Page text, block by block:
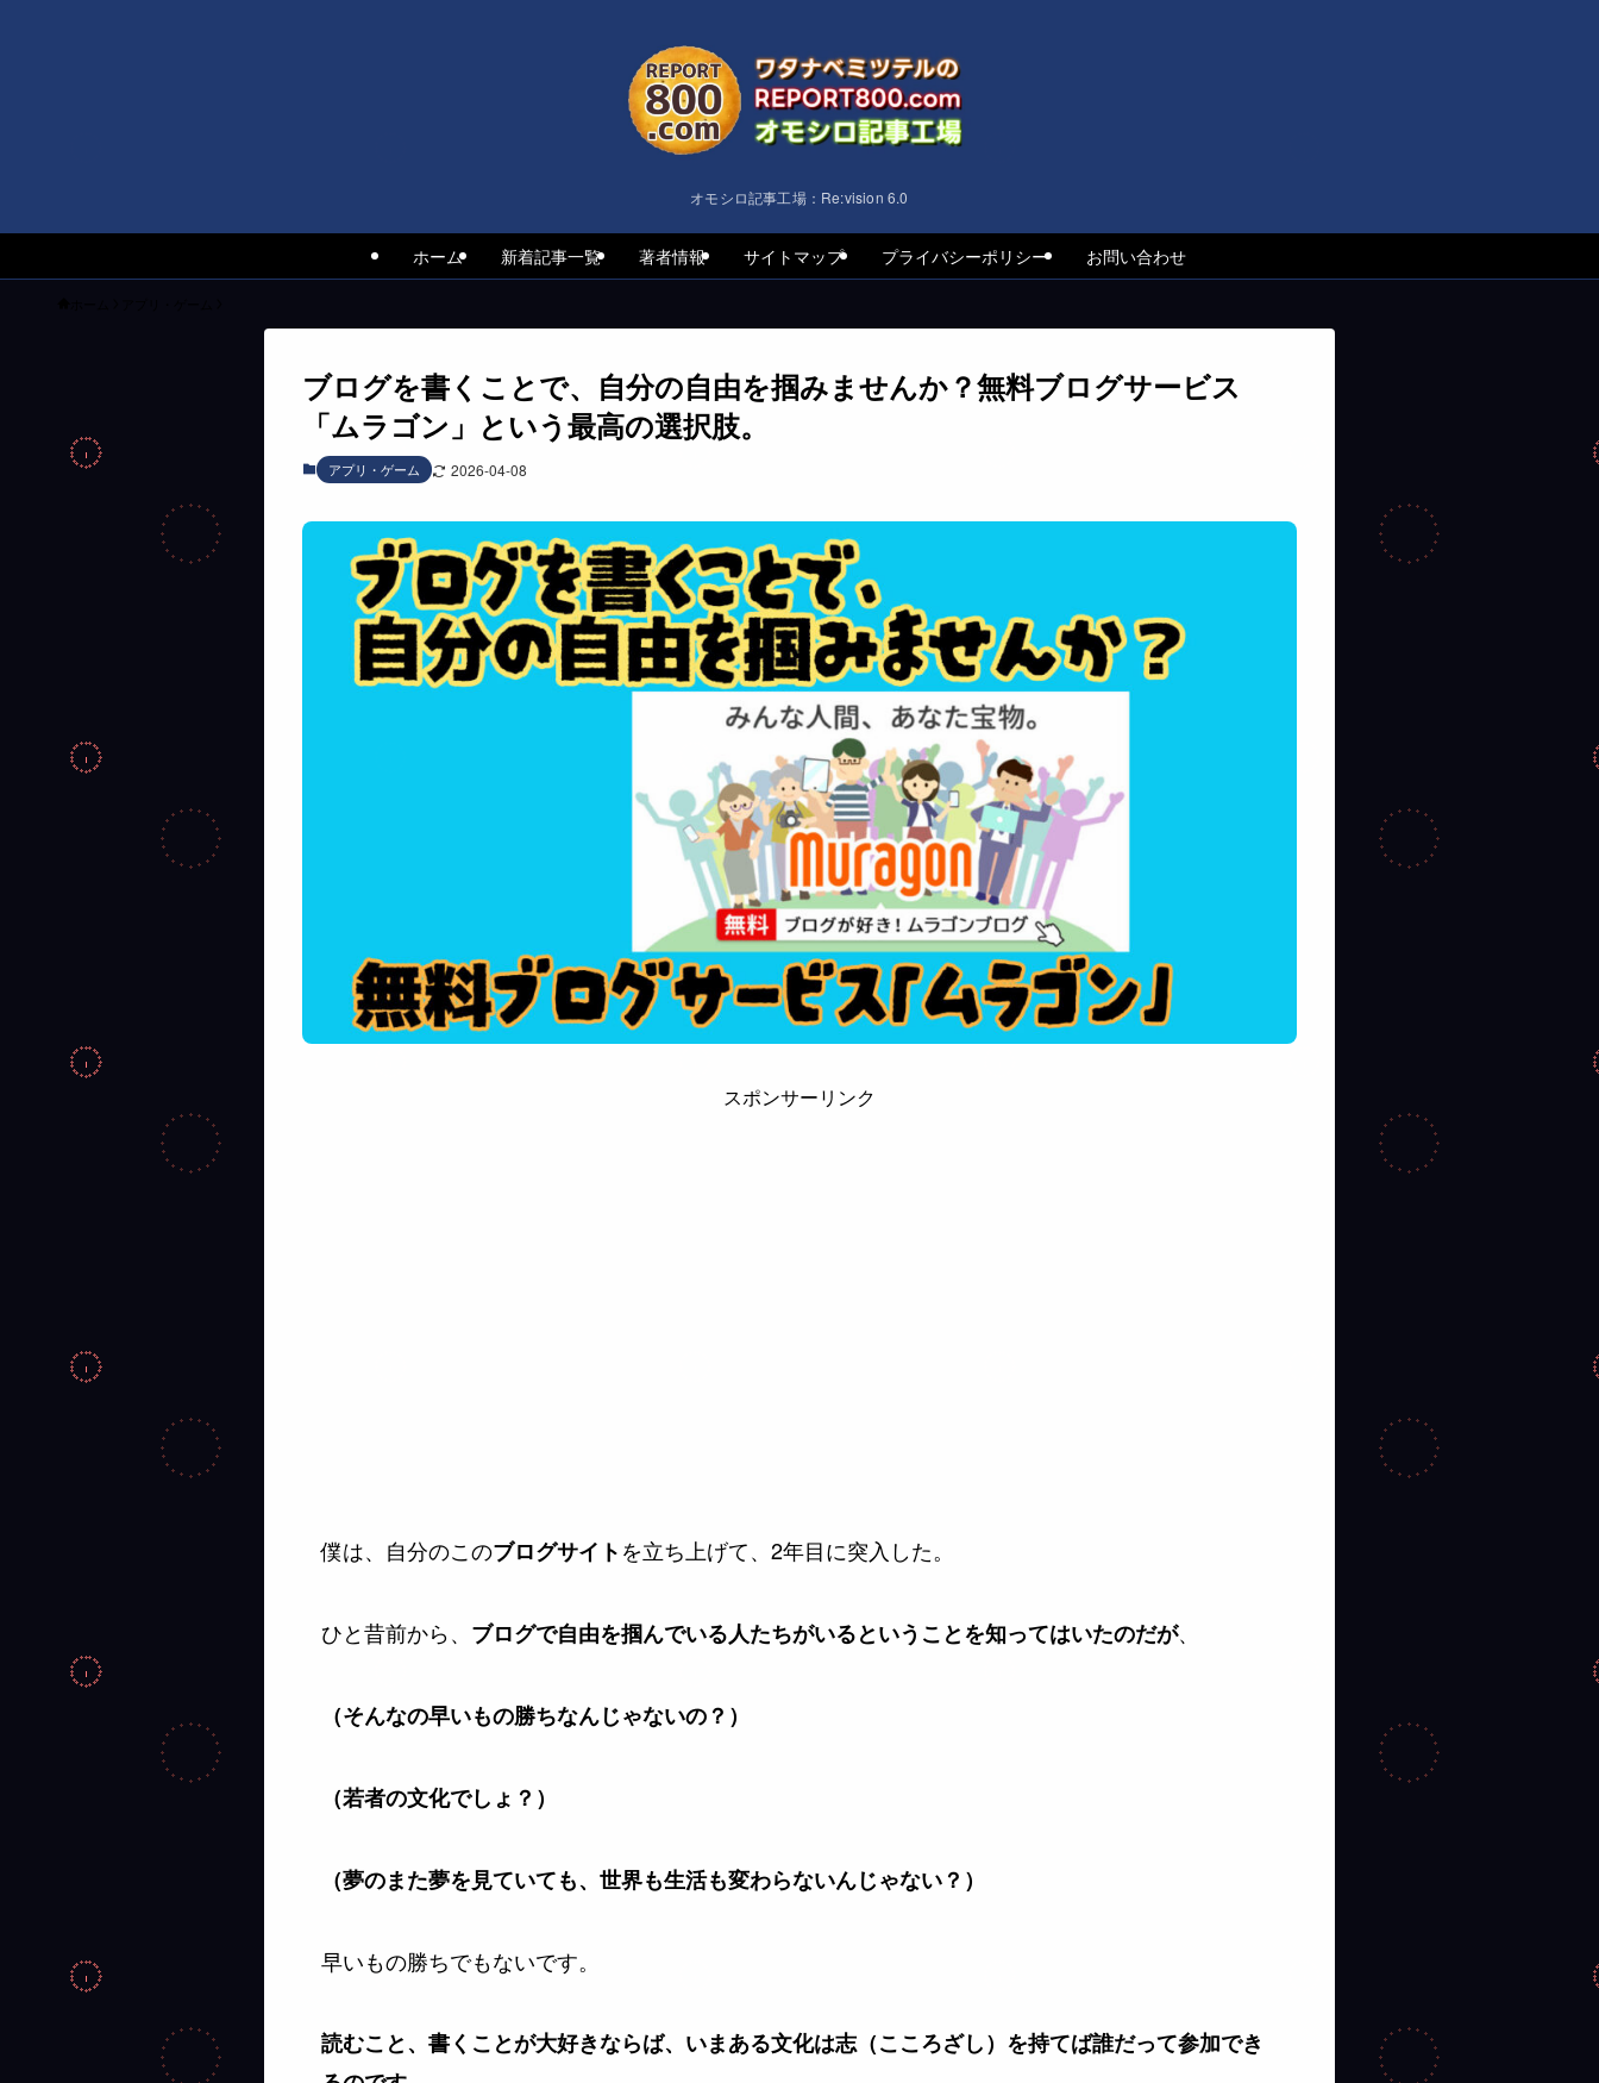
オモシロ記事工場：Re:vision 6.0
ホーム 新着記事一覧 著者情報 サイトマップ プライバシーポリシー お問い合わせ
ブログを書くことで、自分の自由を掴みませんか？無料ブログサービス
「ムラゴン」という最高の選択肢。
アプリ・ゲーム 2026-04-08
スポンサーリンク
僕は、自分のこのブログサイトを立ち上げて、2年目に突入した。
ひと昔前から、 ブログで自由を掴んでいる人たちがいるということを知ってはいたのだが、
（そんなの早いもの勝ちなんじゃないの？）
（若者の文化でしょ？）
（夢のまた夢を見ていても、世界も生活も変わらないんじゃない？）
早いもの勝ちでもないです。
読むこと、書くことが大好きならば、いまある文化は志（こころざし）を持てば誰だって参加でき